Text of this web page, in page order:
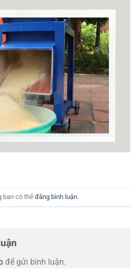
bạn có thể đăng bình luận.
để gửi bình luận.